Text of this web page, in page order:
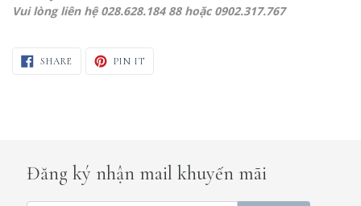
Vui lòng liên hệ 028.628.184 88 hoặc 0902.317.767
SHARE SHARE ON FACEBOOK
PIN ITPIN ON PINTEREST
Đăng ký nhận mail khuyến mãi